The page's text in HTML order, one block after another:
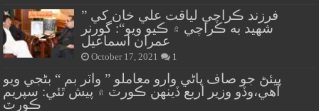
” فرزند ڪراچي لياقت علي خان کي
شهيد به ڪراچي ۾ ڪيو ويو“: گورنر
عمران اسماعيل
October 17, 2021 1
پيئڻ جو صاف پاڻي وارو معاملو ” واٽر بم “ بڻجي ويو
آهي،وڏو وزير اربع ڏينهن ڪورٽ ۾ پيش ٿئي: سپريم
ڪورٽ